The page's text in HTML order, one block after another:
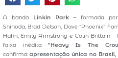
A banda Linkin Park – formada
Shinoda, Brad Delson, Dave “Phoenix”
Hahn, Emily Armstrong e Colin Brittain –
faixa inédita“Heavy Is The
confirma apresentação única no